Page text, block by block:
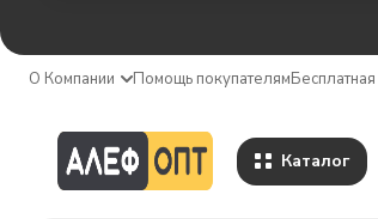
О Компании Помощь покупателям
Каталог